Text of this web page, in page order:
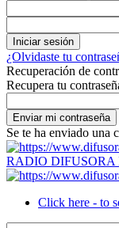
¿Olvidaste tu
Recuperación de
Recupera tu
Se te ha enviado una
RADIO
Click here - to